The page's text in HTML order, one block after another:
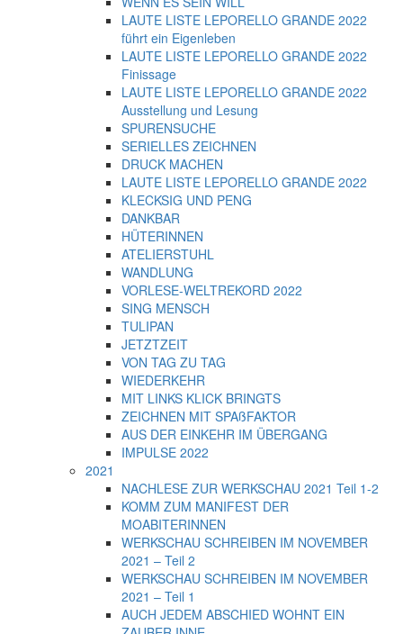
LAUTE LISTE LEPORELLO GRANDE 2022
führt ein Eigenleben
LAUTE LISTE LEPORELLO GRANDE 2022
Finissage
LAUTE LISTE LEPORELLO GRANDE 2022
Ausstellung und Lesung
SPURENSUCHE
SERIELLES ZEICHNEN
DRUCK MACHEN
LAUTE LISTE LEPORELLO GRANDE 2022
KLECKSIG UND PENG
DANKBAR
HÜTERINNEN
ATELIERSTUHL
WANDLUNG
VORLESE-WELTREKORD 2022
SING MENSCH
TULIPAN
JETZTZEIT
VON TAG ZU TAG
WIEDERKEHR
MIT LINKS KLICK BRINGTS
ZEICHNEN MIT SPAßFAKTOR
AUS DER EINKEHR IM ÜBERGANG
IMPULSE 2022
2021
NACHLESE ZUR WERKSCHAU 2021 Teil 1-2
KOMM ZUM MANIFEST DER
MOABITERINNEN
WERKSCHAU SCHREIBEN IM NOVEMBER
2021 – Teil 2
WERKSCHAU SCHREIBEN IM NOVEMBER
2021 – Teil 1
AUCH JEDEM ABSCHIED WOHNT EIN